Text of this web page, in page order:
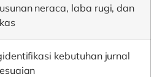
neraca, laba rugi, dan
kebutuhan jurnal